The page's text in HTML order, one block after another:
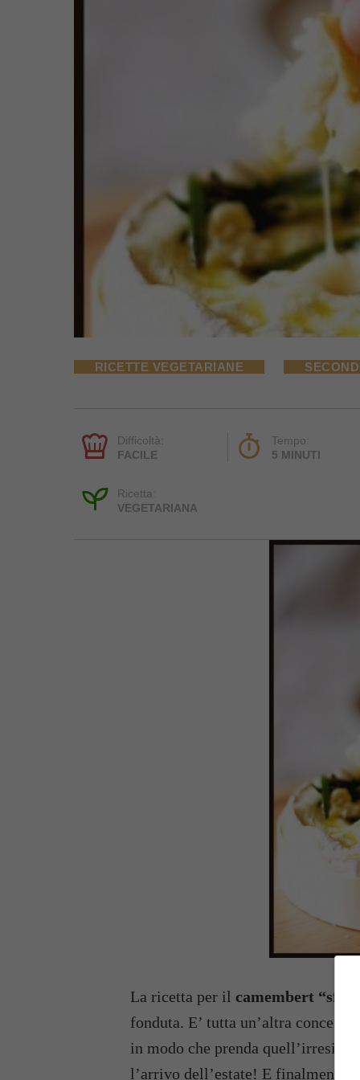
RICETTE VEGETARIANE
Difficoltà:
FACILE
Tempo:
5 MINUTI
Ricetta:
VEGETARIANA
La ricetta per il camembert “sfuso”
fonduta. E’ tutta un’altra
in modo che prenda
l’arrivo dell’estate! E finalmente